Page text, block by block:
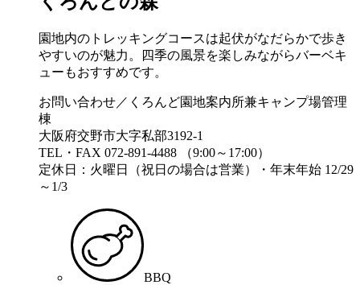
園地内のトレッキングコースは起伏がなだらかで歩き
やすいのが魅力。四季の風景を楽しみながらバーベキ
ューもおすすめです。
お問い合わせ／くろんど園地案内所兼キャンプ場管理
棟
大阪府交野市大字私部3192-1
TEL・FAX 072-891-4488 （9:00～17:00）
定休日：火曜日（祝日の場合は営業）・年末年始 12/29
～1/3
BBQ